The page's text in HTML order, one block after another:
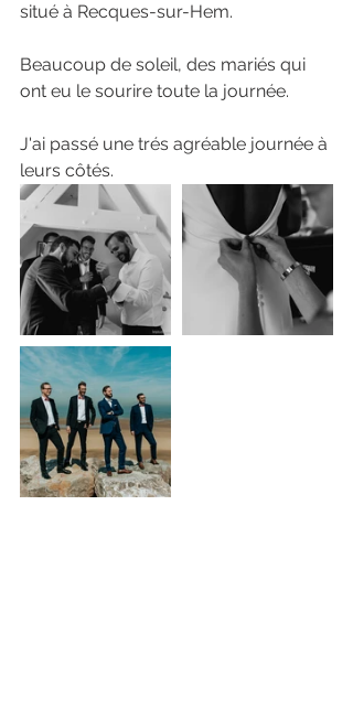
situé à Recques-sur-Hem.
Beaucoup de soleil, des mariés qui
ont eu le sourire toute la journée.
J'ai passé une trés agréable journée à
leurs côtés.